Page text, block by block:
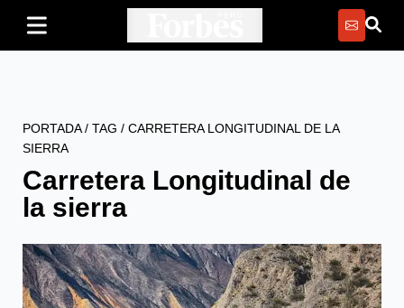
PORTADA/ TAG / CARRETERA LONGITUDINAL DE LA
SIERRA
Carretera Longitudinal de
la sierra